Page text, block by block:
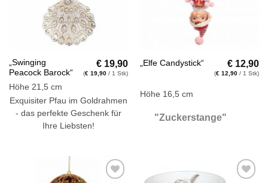
„Swinging
Peacock Barock“
€ 19,90
(€ 19,90 / 1 Stk)
Höhe 21,5 cm
Exquisiter Pfau im Goldrahmen
- das perfekte Geschenk für
Ihre Liebsten!
„Elfe Candystick“ € 12,90
(€ 12,90 / 1 Stk)
Höhe 16,5 cm
"Zuckerstange"